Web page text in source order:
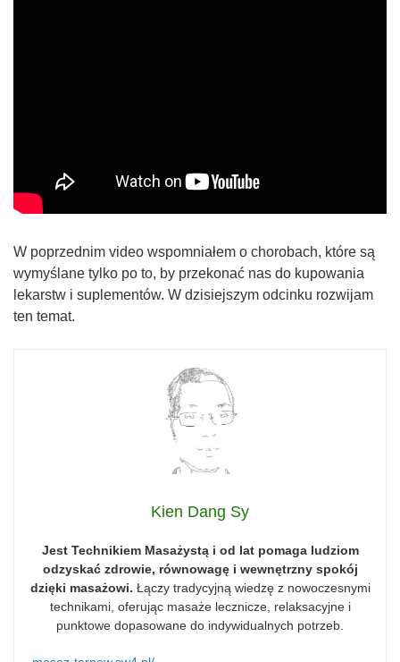
W poprzednim video wspomniałem o chorobach, które są
wymyślane tylko po to, by przekonać nas do kupowania
lekarstw i suplementów. W dzisiejszym odcinku rozwijam
ten temat.
Kien Dang Sy
Jest Technikiem Masażystą i od lat pomaga ludziom
odzyskać zdrowie, równowagę i wewnętrzny spokój
dzięki masażowi. Łączy tradycyjną wiedzę z nowoczesnymi
technikami, oferując masaże lecznicze, relaksacyjne i
punktowe dopasowane do indywidualnych potrzeb.